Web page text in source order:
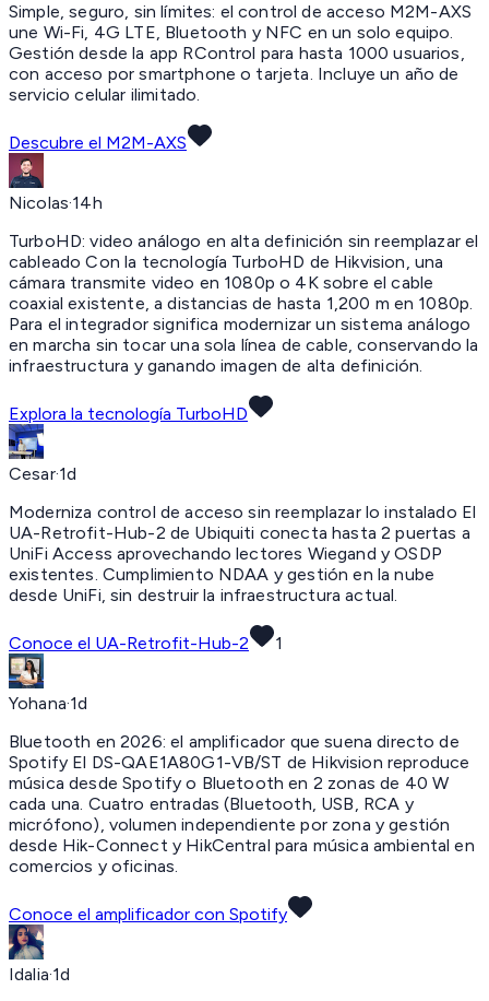
Simple, seguro, sin límites: el control de acceso M2M-AXS
une Wi-Fi, 4G LTE, Bluetooth y NFC en un solo equipo.
Gestión desde la app RControl para hasta 1000 usuarios,
con acceso por smartphone o tarjeta. Incluye un año de
servicio celular ilimitado.
Descubre el M2M-AXS
Nicolas·14h
TurboHD: video análogo en alta definición sin reemplazar el
cableado Con la tecnología TurboHD de Hikvision, una
cámara transmite video en 1080p o 4K sobre el cable
coaxial existente, a distancias de hasta 1,200 m en 1080p.
Para el integrador significa modernizar un sistema análogo
en marcha sin tocar una sola línea de cable, conservando la
infraestructura y ganando imagen de alta definición.
Explora la tecnología TurboHD
Cesar·1d
Moderniza control de acceso sin reemplazar lo instalado El
UA-Retrofit-Hub-2 de Ubiquiti conecta hasta 2 puertas a
UniFi Access aprovechando lectores Wiegand y OSDP
existentes. Cumplimiento NDAA y gestión en la nube
desde UniFi, sin destruir la infraestructura actual.
Conoce el UA-Retrofit-Hub-2 1
Yohana·1d
Bluetooth en 2026: el amplificador que suena directo de
Spotify El DS-QAE1A80G1-VB/ST de Hikvision reproduce
música desde Spotify o Bluetooth en 2 zonas de 40 W
cada una. Cuatro entradas (Bluetooth, USB, RCA y
micrófono), volumen independiente por zona y gestión
desde Hik-Connect y HikCentral para música ambiental en
comercios y oficinas.
Conoce el amplificador con Spotify
Idalia·1d